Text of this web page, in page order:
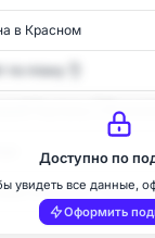
в Красном
по плану 👌
Гештальт |
по шоссе |
Доступно по
увидеть все данные,
Оформить